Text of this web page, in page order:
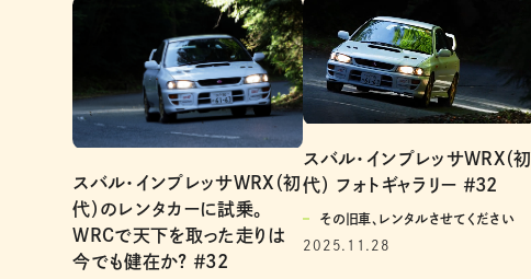
スバル・インプレッサWRX（初
代）のレンタカーに試乗。
WRCで天下を取った走りは
今でも健在か? ＃32
スバル・インプレッサWRX（初
代） フォトギャラリー ＃32
その旧車、レンタルさせてください
2025.11.28